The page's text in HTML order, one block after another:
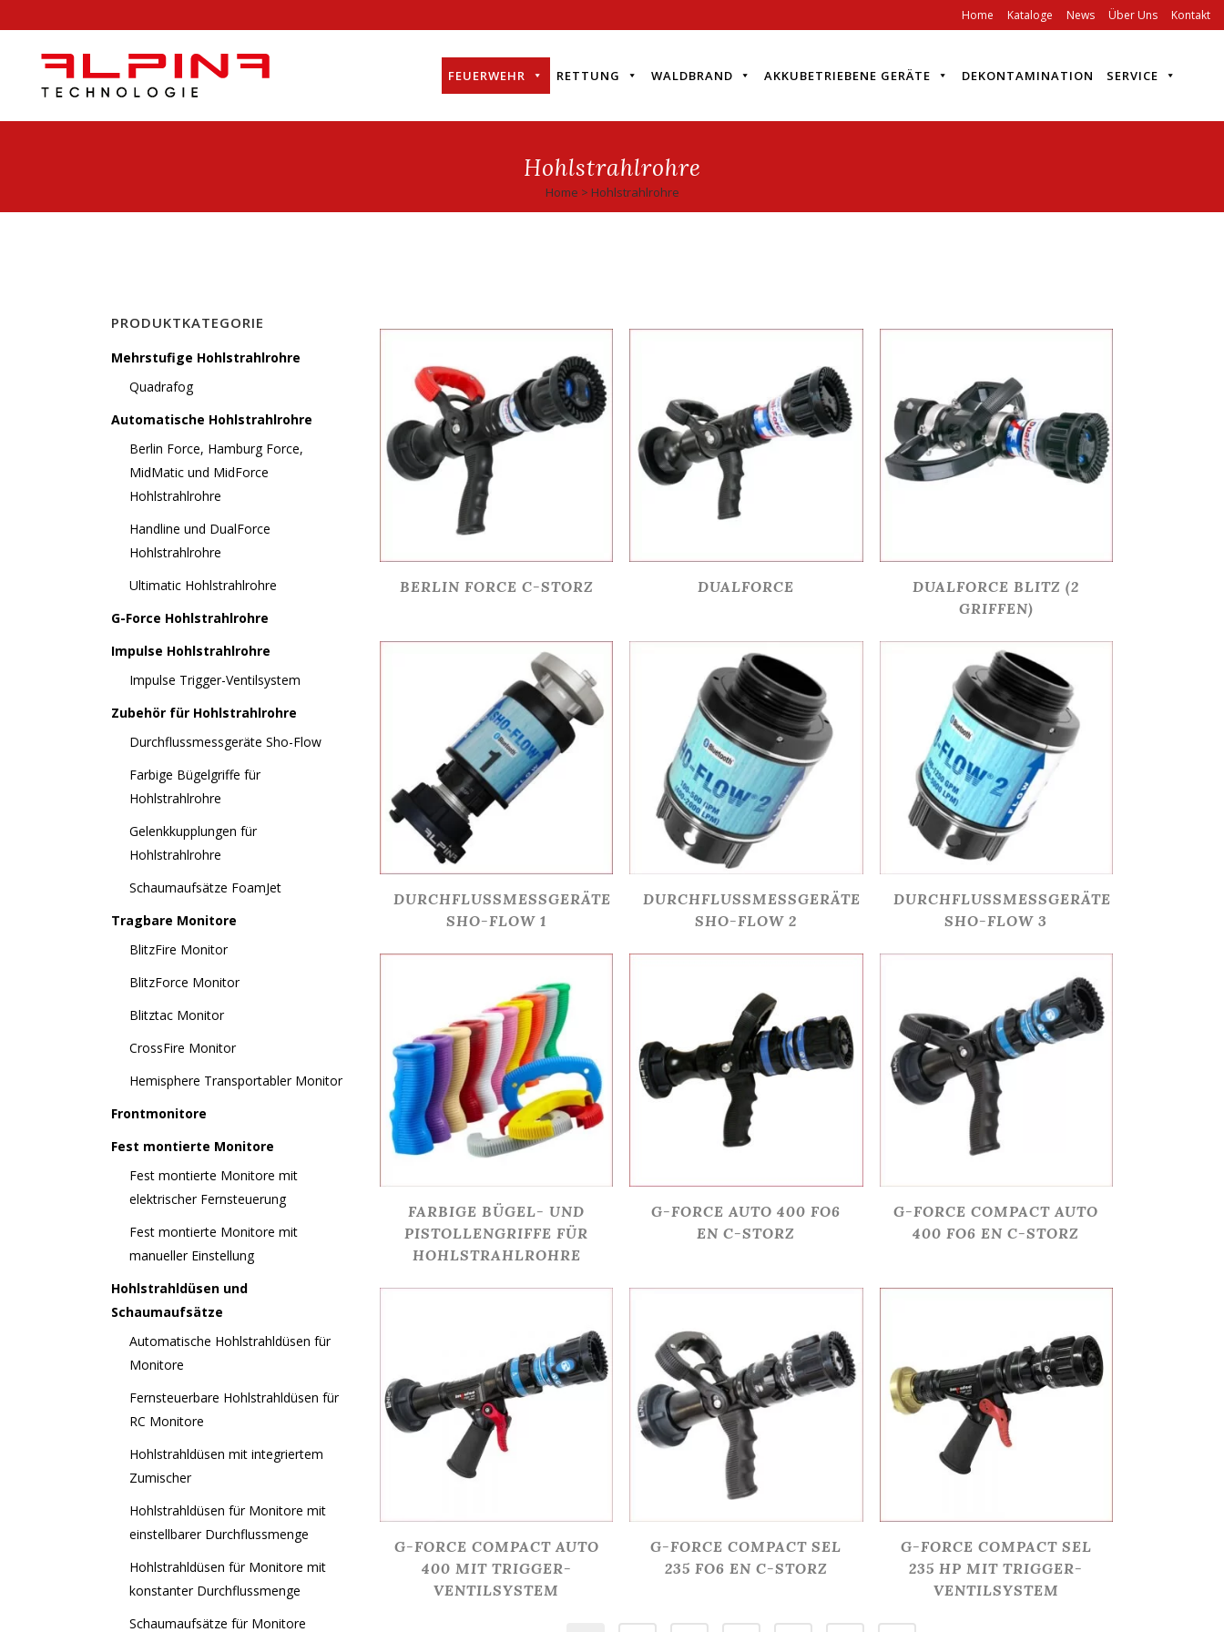
Home Kataloge News Über Uns Kontakt
FEUERWEHR RETTUNG WALDBRAND AKKUBETRIEBENE GERÄTE DEKONTAMINATION SERVICE
Hohlstrahlrohre
Home > Hohlstrahlrohre
PRODUKTKATEGORIE
Mehrstufige Hohlstrahlrohre
Quadrafog
Automatische Hohlstrahlrohre
Berlin Force, Hamburg Force,
MidMatic und MidForce
Hohlstrahlrohre
Handline und DualForce
Hohlstrahlrohre
Ultimatic Hohlstrahlrohre
G-Force Hohlstrahlrohre
Impulse Hohlstrahlrohre
Impulse Trigger-Ventilsystem
Zubehör für Hohlstrahlrohre
Durchflussmessgeräte Sho-Flow
Farbige Bügelgriffe für
Hohlstrahlrohre
Gelenkkupplungen für
Hohlstrahlrohre
Schaumaufsätze FoamJet
Tragbare Monitore
BlitzFire Monitor
BlitzForce Monitor
Blitztac Monitor
CrossFire Monitor
Hemisphere Transportabler Monitor
Frontmonitore
Fest montierte Monitore
Fest montierte Monitore mit
elektrischer Fernsteuerung
Fest montierte Monitore mit
manueller Einstellung
Hohlstrahldüsen und
Schaumaufsätze
Automatische Hohlstrahldüsen für
Monitore
Fernsteuerbare Hohlstrahldüsen für
RC Monitore
Hohlstrahldüsen mit integriertem
Zumischer
Hohlstrahldüsen für Monitore mit
einstellbarer Durchflussmenge
Hohlstrahldüsen für Monitore mit
konstanter Durchflussmenge
Schaumaufsätze für Monitore
BERLIN FORCE C-STORZ DUALFORCE
DUALFORCE BLITZ (2
GRIFFEN)
DURCHFLUSSMESSGERÄTE
SHO-FLOW 1
DURCHFLUSSMESSGERÄTE
SHO-FLOW 2
DURCHFLUSSMESSGERÄTE
SHO-FLOW 3
FARBIGE BÜGEL- UND
PISTOLLENGRIFFE FÜR
HOHLSTRAHLROHRE
G-FORCE AUTO 400 FO6
EN C-STORZ
G-FORCE COMPACT AUTO
400 FO6 EN C-STORZ
G-FORCE COMPACT AUTO
400 MIT TRIGGER-
VENTILSYSTEM
G-FORCE COMPACT SEL
235 FO6 EN C-STORZ
G-FORCE COMPACT SEL
235 HP MIT TRIGGER-
VENTILSYSTEM